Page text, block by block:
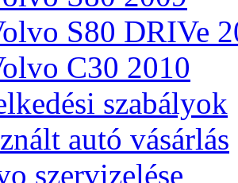
S80 DRIVe
C30 2010
szabályok
autó vásárlás
szervizelése